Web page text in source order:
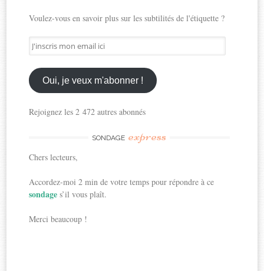
Voulez-vous en savoir plus sur les subtilités de l'étiquette ?
J'inscris
mon
email
ici
Oui, je veux m'abonner !
Rejoignez les 2 472 autres abonnés
SONDAGE express
Chers lecteurs,
Accordez-moi 2 min de votre temps pour répondre à ce
sondages’il vous plaît.
Merci beaucoup !